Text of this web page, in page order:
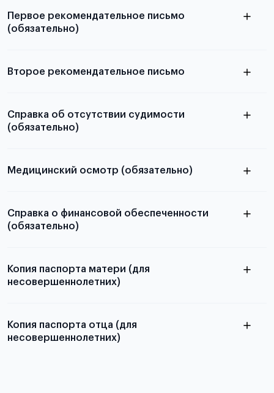
принимаются
Первое рекомендательное письмо
(обязательно)
письма
Второе рекомендательное письмо
Справка об отсутствии судимости
(обязательно)
Медицинский осмотр (обязательно)
Для примеров заполнения и пустых
бланков ознакомьтесь с статьей
Справка о финансовой обеспеченности
(обязательно)
обеспеченности
Копия паспорта матери (для
несовершеннолетних)
Копия паспорта отца (для
несовершеннолетних)